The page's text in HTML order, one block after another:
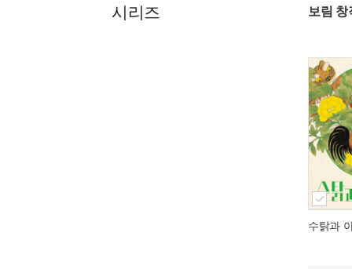
시리즈 보림 창
수탉과